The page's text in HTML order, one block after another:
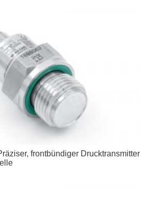
frontbündiger Drucktransmitter